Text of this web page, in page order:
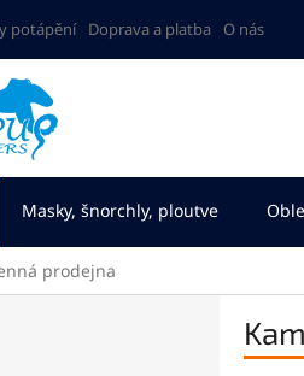
potápění Doprava a platba O nás
Masky, šnorchly, ploutve
prodejna